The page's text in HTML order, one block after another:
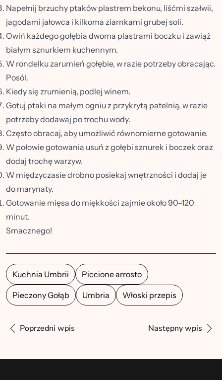
Napełnij brzuchy ptaków plastrem bekonu, liśćmi szałwii,
jagodami jałowca i kilkoma ziarnkami grubej soli.
Owiń każdego gołębia dwoma plastrami boczku i zawiąż
białym sznurkiem kuchennym.
W rondelku zarumień gołębie, w razie potrzeby obracając.
Posól.
Kiedy się zrumienią, podlej winem.
Gotuj ptaki na małym ogniu z przykrytą patelnią, w razie
potrzeby dodawaj po trochu wody.
Często obracaj, aby umożliwić równomierne gotowanie.
W połowie gotowania usuń z gołębi sznurek i boczek oraz
dodaj trochę warzyw.
W międzyczasie drobno posiekaj wnętrzności i dodaj je
do marynaty.
Gotowanie mięsa do miękkości zajmie około 90–120
minut.
Smacznego!
Kuchnia Umbrii Piccione arrosto
Pieczony Gołąb Umbria Włoski przepis
Poprzedni wpis Następny wpis